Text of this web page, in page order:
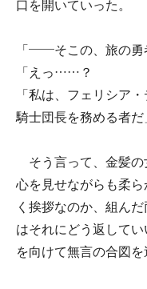
口を開いていった。
「――そこの、旅の勇
「えっ……？
「私は、フェリシア
騎士団長を務める者だ
そう言って、金髪
心を見せながらも柔
く挨拶なのか、組ん
はそれにどう返して
を向けて無言の合図を